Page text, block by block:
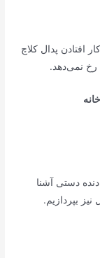
افتادن پدال کلاچ
رخ نمی‌دهد.
دستی آشنا
بپردازیم.